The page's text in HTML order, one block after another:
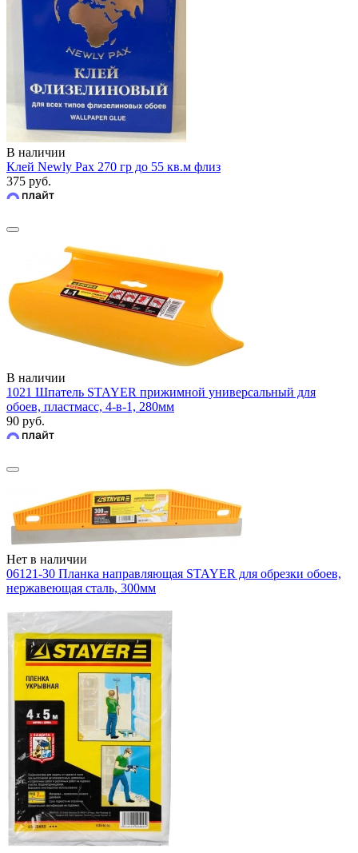
В наличии
Клей Newly Pax 270 гр до 55 кв.м флиз
375 руб.
В наличии
1021 Шпатель STAYER прижимной универсальный для
обоев, пластмасс, 4-в-1, 280мм
90 руб.
Нет в наличии
06121-30 Планка направляющая STAYER для обрезки обоев,
нержавеющая сталь, 300мм